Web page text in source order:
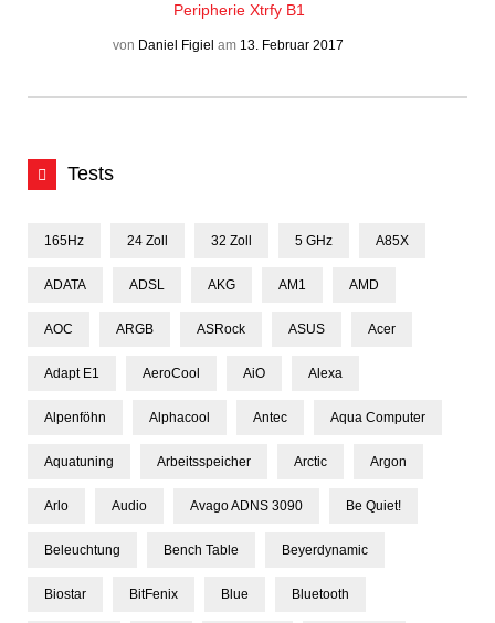
Peripherie Xtrfy B1
von Daniel Figiel am 13. Februar 2017
Tests
165Hz 24 Zoll 32 Zoll 5 GHz A85X
ADATA ADSL AKG AM1 AMD
AOC ARGB ASRock ASUS Acer
Adapt E1 AeroCool AiO Alexa
Alpenföhn Alphacool Antec Aqua Computer
Aquatuning Arbeitsspeicher Arctic Argon
Arlo Audio Avago ADNS 3090 Be Quiet!
Beleuchtung Bench Table Beyerdynamic
Biostar BitFenix Blue Bluetooth